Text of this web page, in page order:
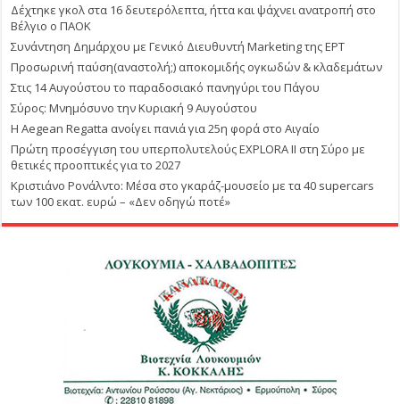
Δέχτηκε γκολ στα 16 δευτερόλεπτα, ήττα και ψάχνει ανατροπή στο
Βέλγιο ο ΠΑΟΚ
Συνάντηση Δημάρχου με Γενικό Διευθυντή Marketing της ΕΡΤ
Προσωρινή παύση(αναστολή;) αποκομιδής ογκωδών & κλαδεμάτων
Στις 14 Αυγούστου το παραδοσιακό πανηγύρι του Πάγου
Σύρος: Μνημόσυνο την Κυριακή 9 Αυγούστου
Η Aegean Regatta ανοίγει πανιά για 25η φορά στο Αιγαίο
Πρώτη προσέγγιση του υπερπολυτελούς EXPLORA II στη Σύρο με
θετικές προοπτικές για το 2027
Κριστιάνο Ρονάλντο: Μέσα στο γκαράζ-μουσείο με τα 40 supercars
των 100 εκατ. ευρώ – «Δεν οδηγώ ποτέ»